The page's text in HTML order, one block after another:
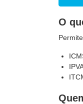
O